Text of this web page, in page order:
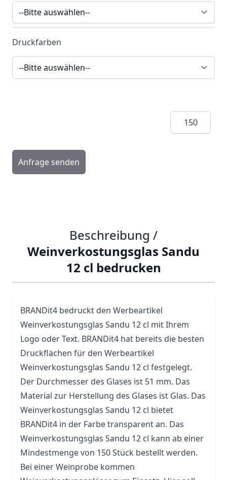
Druckfarben
Menge
Anfrage senden
Beschreibung /
Weinverkostungsglas Sandu
12 cl bedrucken
BRANDit4 bedruckt den Werbeartikel
Weinverkostungsglas Sandu 12 cl mit Ihrem
Logo oder Text. BRANDit4 hat bereits die besten
Druckflächen für den Werbeartikel
Weinverkostungsglas Sandu 12 cl festgelegt.
Der Durchmesser des Glases ist 51 mm. Das
Material zur Herstellung des Glases ist Glas. Das
Weinverkostungsglas Sandu 12 cl bietet
BRANDit4 in der Farbe transparent an. Das
Weinverkostungsglas Sandu 12 cl kann ab einer
Mindestmenge von 150 Stück bestellt werden.
Bei einer Weinprobe kommen